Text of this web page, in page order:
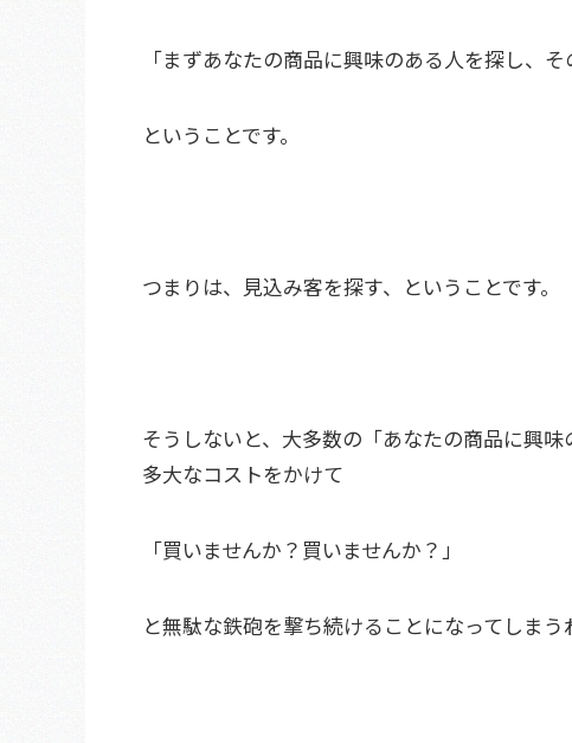
「まずあなたの商品に興味のある人を探し、そ
ということです。
つまりは、見込み客を探す、ということです。
そうしないと、大多数の「あなたの商品に興味
多大なコストをかけて
「買いませんか？買いませんか？」
と無駄な鉄砲を撃ち続けることになってしまう